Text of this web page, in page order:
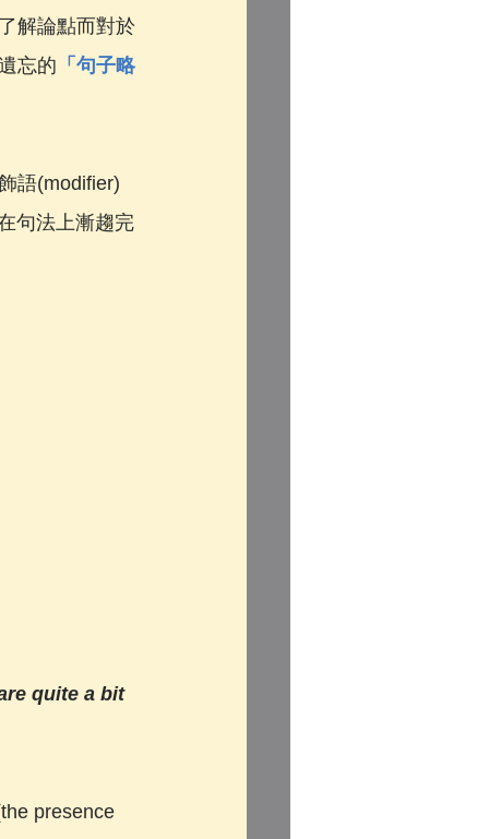
解論點而對於
忘的 「句子略
語(modifier)
句法上漸趨完
quite a bit
presence